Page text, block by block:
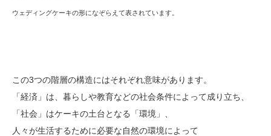
ウェディングケーキの形になぞらえて表されています。
この3つの階層の構造にはそれぞれ意味があります。
「経済」は、暮らしや教育などの社会条件によって成り立ち、
「社会」はケーキの土台となる「環境」、
人々が生活するために必要な自然の環境によって